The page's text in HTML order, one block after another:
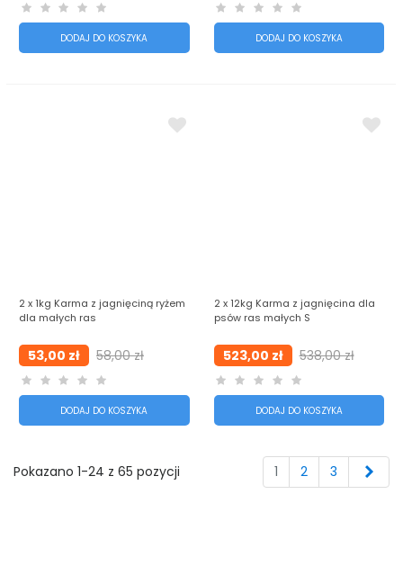
DODAJ DO KOSZYKA DODAJ DO KOSZYKA
2 x 1kg Karma z jagnięciną ryżem
dla małych ras
53,00 zł 58,00 zł
DODAJ DO KOSZYKA
2 x 12kg Karma z jagnięcina dla
psów ras małych S
523,00 zł 538,00 zł
DODAJ DO KOSZYKA
Pokazano 1-24 z 65 pozycji 1 2 3